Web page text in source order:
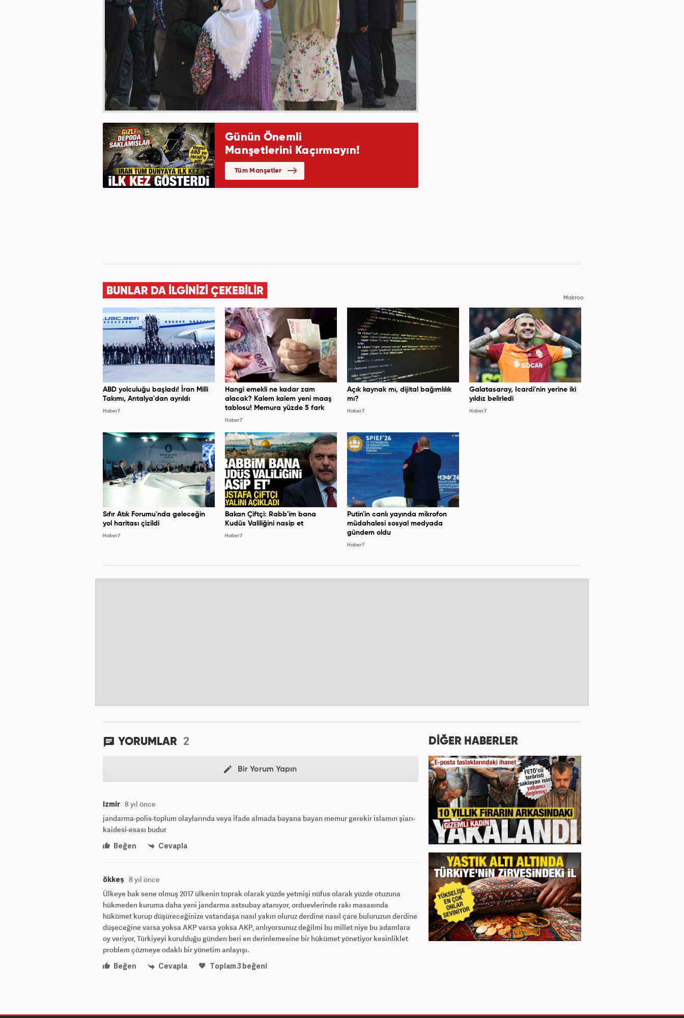
BUNLAR DA İLGİNİZİ ÇEKEBİLİR
Makroo
ABD yolculuğu başladı! İran Milli
Takımı, Antalya'dan ayrıldı
Haber7
Hangi emekli ne kadar zam
alacak? Kalem kalem yeni maaş
tablosu! Memura yüzde 5 fark
Haber7
Açık kaynak mı, dijital bağımlılık
mı?
Haber7
Galatasaray, Icardi'nin yerine iki
yıldız belirledi
Haber7
Sıfır Atık Forumu'nda geleceğin
yol haritası çizildi
Haber7
Bakan Çiftçi: Rabb'im bana
Kudüs Valiliğini nasip et
Haber7
Putin'in canlı yayında mikrofon
müdahalesi sosyal medyada
gündem oldu
Haber7
YORUMLAR 2
Bir Yorum Yapın
izmir 8 yıl önce
jandarma-polis-toplum olaylarında veya ifade almada bayana bayan memur gerekir islamın şiarı-
kaidesi-esası budur
Beğen
Cevapla
ökkeş 8 yıl önce
Ülkeye bak sene olmuş 2017 ülkenin toprak olarak yüzde yetmişi nüfus olarak yüzde otuzuna
hükmeden kuruma daha yeni jandarma astsubay atanıyor, orduevlerinde rakı masasında
hükümet kurup düşüreceğinize vatandaşa nasıl yakın oluruz derdine nasıl çare buluruzun derdine
düşeceğine varsa yoksa AKP varsa yoksa AKP, anlıyorsunuz değilmi bu millet niye bu adamlara
oy veriyor, Türkiyeyi kurulduğu günden beri en derinlemesine bir hükümet yönetiyor kesinliklet
problem çözmeye odaklı bir yönetim anlayışı.
Beğen
Cevapla Toplam3beğeni
DİĞER HABERLER